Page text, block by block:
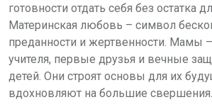
готовности отдать себя без остатка
Материнская любовь – символ
преданности и жертвенности. Мамы –
учителя, первые друзья и вечные
детей. Они строят основы для их
вдохновляют на большие свершения.